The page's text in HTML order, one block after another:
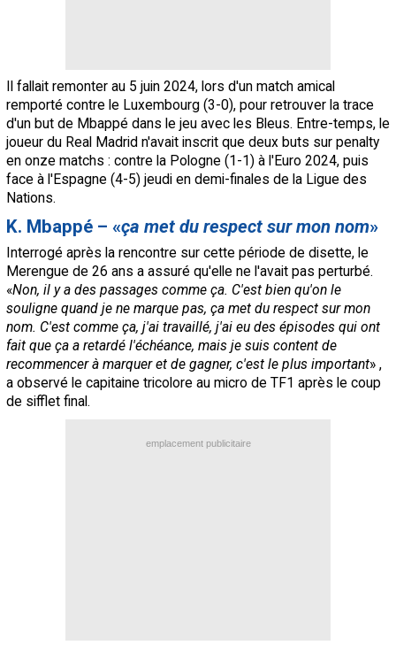
Il fallait remonter au 5 juin 2024, lors d'un match amical
remporté contre le Luxembourg (3-0), pour retrouver la trace
d'un but de Mbappé dans le jeu avec les Bleus. Entre-temps, le
joueur du Real Madrid n'avait inscrit que deux buts sur penalty
en onze matchs : contre la Pologne (1-1) à l'Euro 2024, puis
face à l'Espagne (4-5) jeudi en demi-finales de la Ligue des
Nations.
K. Mbappé – «ça met du respect sur mon nom»
Interrogé après la rencontre sur cette période de disette, le
Merengue de 26 ans a assuré qu'elle ne l'avait pas perturbé.
«Non, il y a des passages comme ça. C'est bien qu'on le
souligne quand je ne marque pas, ça met du respect sur mon
nom. C'est comme ça, j'ai travaillé, j'ai eu des épisodes qui ont
fait que ça a retardé l'échéance, mais je suis content de
recommencer à marquer et de gagner, c'est le plus important» ,
a observé le capitaine tricolore au micro de TF1 après le coup
de sifflet final.
emplacement publicitaire